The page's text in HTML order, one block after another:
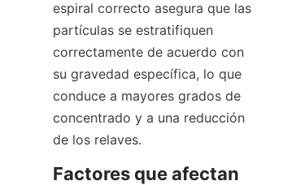
espiral correcto asegura que las
partículas se estratifiquen
correctamente de acuerdo con
su gravedad específica, lo que
conduce a mayores grados de
concentrado y a una reducción
de los relaves.
Factores que afectan